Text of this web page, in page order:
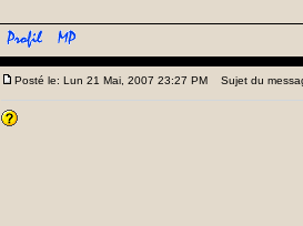
Posté le: Lun 21 Mai, 2007 23:27 PM Sujet du